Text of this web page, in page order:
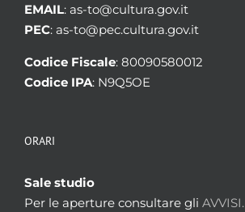
EMAIL: as-to@cultura.gov.it
PEC: as-to@pec.cultura.gov.it
Codice Fiscale: 80090580012
Codice IPA: N9Q5OE
ORARI
Sale studio
Per le aperture consultare gli AVVISI.